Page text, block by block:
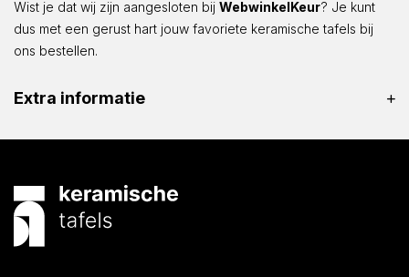
Wist je dat wij zijn aangesloten bij WebwinkelKeur? Je kunt
dus met een gerust hart jouw favoriete keramische tafels bij
ons bestellen.
Extra informatie